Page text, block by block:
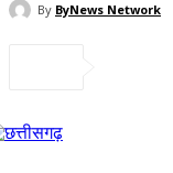
By ByNews Network